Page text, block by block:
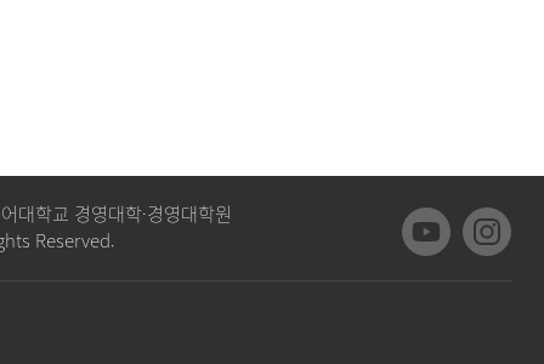
대학교 경영대학·경영대학원
Reserved.